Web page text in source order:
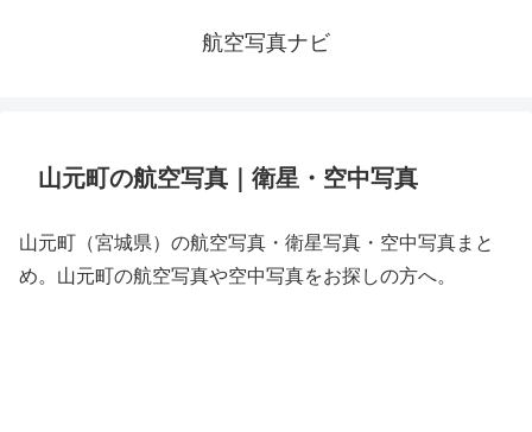
航空写真ナビ
山元町の航空写真｜衛星・空中写真
山元町（宮城県）の航空写真・衛星写真・空中写真まと
め。山元町の航空写真や空中写真をお探しの方へ。